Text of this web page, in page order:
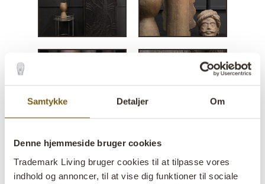
Samtykke Detaljer Om
Denne hjemmeside bruger cookies
Trademark Living bruger cookies til at tilpasse vores
indhold og annoncer, til at vise dig funktioner til sociale
Beau papmaché vase